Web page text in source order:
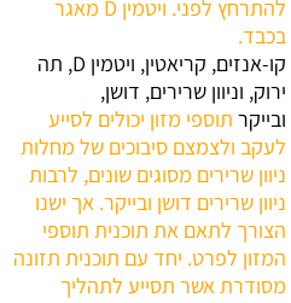
להתרחץ לפני. ויטמין D מאגר
בכבד.
קו-אנזים, קריאטין, ויטמין D, תה
ירוק, וניוון שרירים, דושן,
ובייקר תוספי מזון יכולים לסייע
לעקב ולצמצם סיבוכים של מחלות
ניוון שרירים מסוגים שונים, לרבות
ניוון שרירים דושן ובייקר. אך ישנו
הצורך לתאם את תוכנית תוספי
המזון לפרט. יחד עם תוכנית תזונה
מסודרת אשר תסייע לתהליך